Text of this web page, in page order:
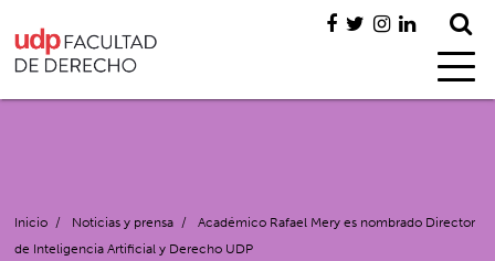
Inicio / Noticias y prensa /
Académico Rafael Mery es nombrado Director
de Inteligencia Artificial y Derecho UDP